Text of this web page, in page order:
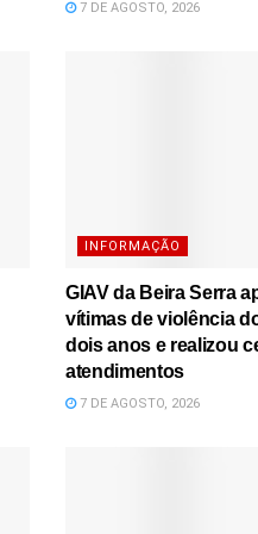
7 DE AGOSTO, 2026
INFORMAÇÃO
GIAV da Beira Serra
vítimas de violência
dois anos e realizou
atendimentos
7 DE AGOSTO, 2026